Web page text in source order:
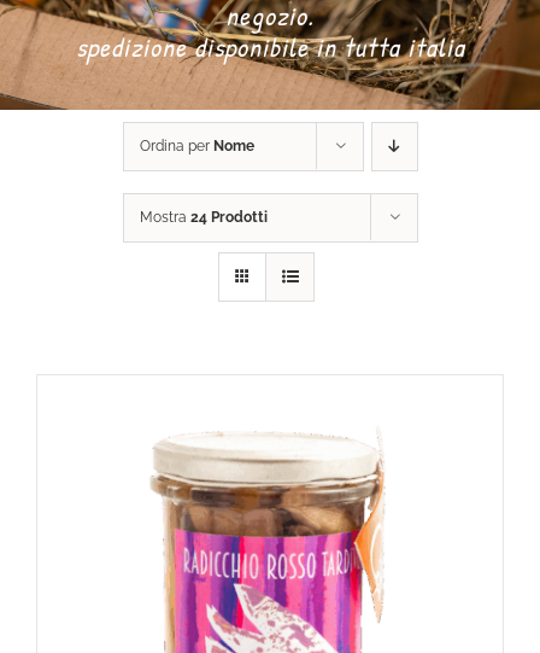
DONA ORA
negozio.
spedizione disponibile in tutta italia
Ordina per Nome
Mostra 24 Prodotti